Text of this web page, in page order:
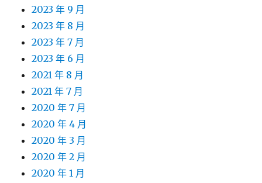
2023 年 9 月
2023 年 8 月
2023 年 7 月
2023 年 6 月
2021 年 8 月
2021 年 7 月
2020 年 7 月
2020 年 4 月
2020 年 3 月
2020 年 2 月
2020 年 1 月